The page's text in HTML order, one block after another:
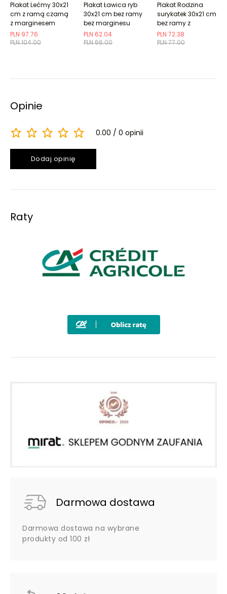
PLN 104.00
PLN 97.76
Plakat Lećmy 30x21
cm z ramą czarną
z marginesem
PLN 66.00
PLN 62.04
Plakat Ławica ryb
30x21 cm bez ramy
bez marginesu
PLN 77.00
PLN 72.38
Plakat Rodzina
surykatek 30x21 cm
bez ramy z
marginesem
Opinie
0.00 0 opinii
Dodaj opinię
Raty
Darmowa dostawa
Darmowa dostawa na wybrane
produkty od 100 zł